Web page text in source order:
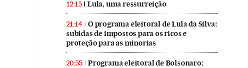
12:15 Lula, uma ressurreição
21:14
O programa eleitoral de Lula da Silva:
subidas de impostos para os ricos e
proteção para as minorias
20:55
Programa eleitoral de Bolsonaro: